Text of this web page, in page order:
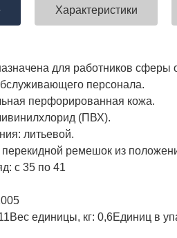
Униформа
Характеристики
для работников сферы
персонала.
перфорированная кожа.
(ПВХ).
литьевой.
ремешок из
с 35 по 41
Вес единицы, кг: 0,6Единиц в